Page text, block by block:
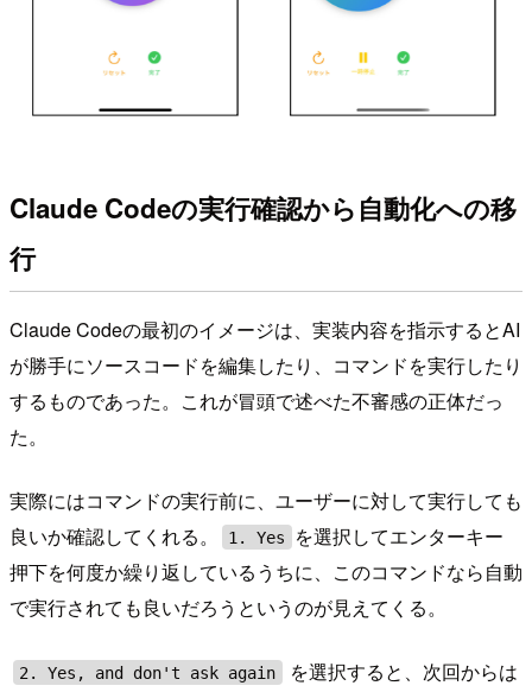
Claude Codeの実行確認から自動化への移
行
Claude Codeの最初のイメージは、実装内容を指示するとAI
が勝手にソースコードを編集したり、コマンドを実行したり
するものであった。これが冒頭で述べた不審感の正体だっ
た。
実際にはコマンドの実行前に、ユーザーに対して実行しても
良いか確認してくれる。
1. Yes
を選択してエンターキー
押下を何度か繰り返しているうちに、このコマンドなら自動
で実行されても良いだろうというのが見えてくる。
2. Yes, and don't ask again
を選択すると、次回からは